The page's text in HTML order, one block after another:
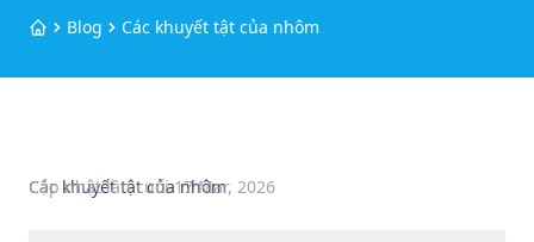
Trang chủ
Blog Các khuyết tật của nhôm
Các khuyết tật của nhôm
Cập nhật lần cuối17 Mar, 2026